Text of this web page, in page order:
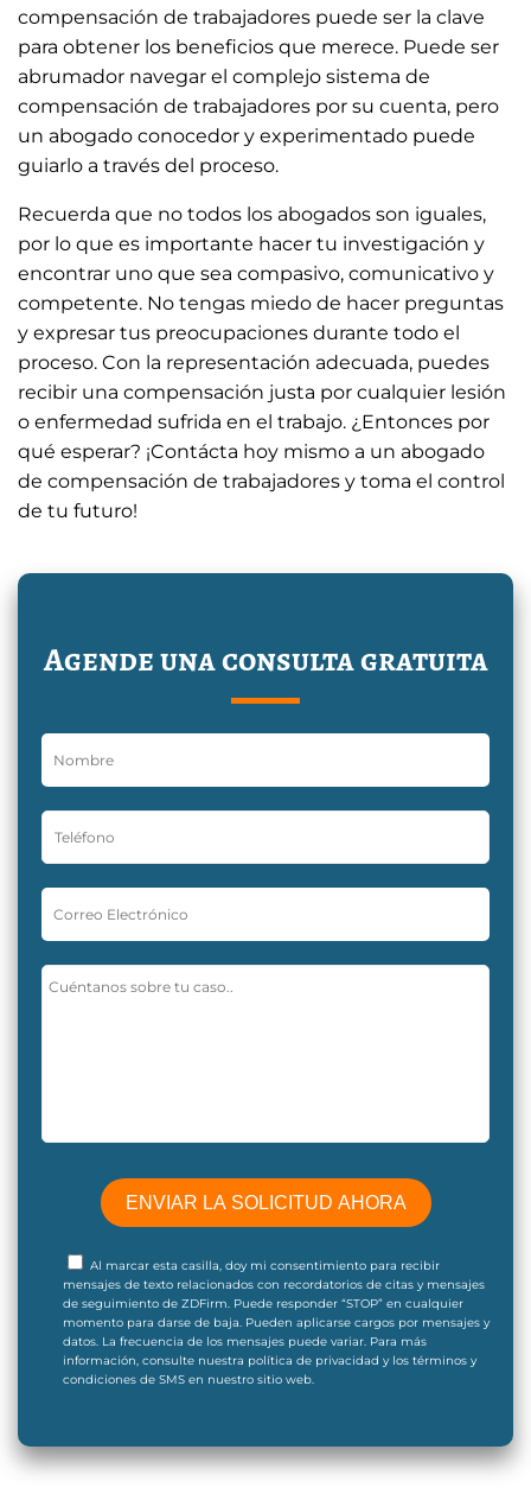
compensación de trabajadores puede ser la clave
para obtener los beneficios que merece. Puede ser
abrumador navegar el complejo sistema de
compensación de trabajadores por su cuenta, pero
un abogado conocedor y experimentado puede
guiarlo a través del proceso.
Recuerda que no todos los abogados son iguales,
por lo que es importante hacer tu investigación y
encontrar uno que sea compasivo, comunicativo y
competente. No tengas miedo de hacer preguntas
y expresar tus preocupaciones durante todo el
proceso. Con la representación adecuada, puedes
recibir una compensación justa por cualquier lesión
o enfermedad sufrida en el trabajo. ¿Entonces por
qué esperar? ¡Contácta hoy mismo a un abogado
de compensación de trabajadores y toma el control
de tu futuro!
Agende una consulta gratuita
Al marcar esta casilla, doy mi consentimiento para recibir
mensajes de texto relacionados con recordatorios de citas y mensajes
de seguimiento de ZDFirm. Puede responder “STOP” en cualquier
momento para darse de baja. Pueden aplicarse cargos por mensajes y
datos. La frecuencia de los mensajes puede variar. Para más
información, consulte nuestra política de privacidad y los términos y
condiciones de SMS en nuestro sitio web.